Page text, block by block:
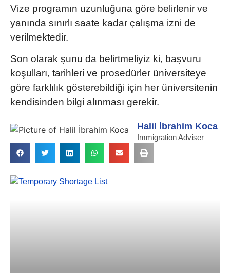
Vize programın uzunluğuna göre belirlenir ve
yanında sınırlı saate kadar çalışma izni de
verilmektedir.
Son olarak şunu da belirtmeliyiz ki, başvuru
koşulları, tarihleri ve prosedürler üniversiteye
göre farklılık gösterebildiği için her üniversitenin
kendisinden bilgi alınması gerekir.
Halil İbrahim Koca
Immigration Adviser